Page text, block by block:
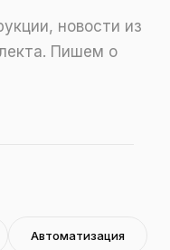
новости из
Пишем о
Автоматизация